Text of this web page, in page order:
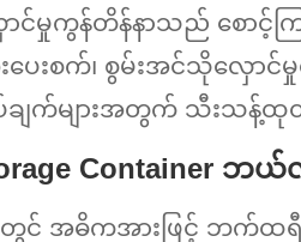
င်မှုကွန်တိန်နာသည် စောင့်ကြ
းစက်၊ စွမ်းအင်သိုလှောင်မှု
က်များအတွက် သီးသန့်ထုတ်
အဓိကအားဖြင့် ဘက်ထရီ